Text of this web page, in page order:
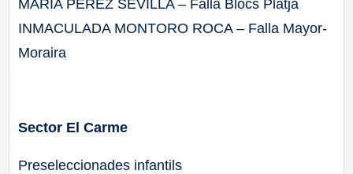
MARIA PEREZ SEVILLA – Falla Blocs Platja
INMACULADA MONTORO ROCA – Falla Mayor-
Moraira
Sector El Carme
Preseleccionades infantils